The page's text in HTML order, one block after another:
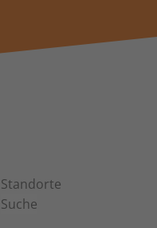
Standorte
Suche